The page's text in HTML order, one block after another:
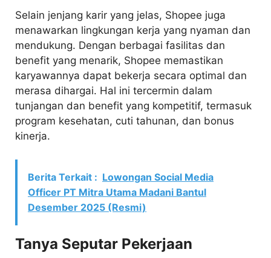
Selain jenjang karir yang jelas, Shopee juga
menawarkan lingkungan kerja yang nyaman dan
mendukung. Dengan berbagai fasilitas dan
benefit yang menarik, Shopee memastikan
karyawannya dapat bekerja secara optimal dan
merasa dihargai. Hal ini tercermin dalam
tunjangan dan benefit yang kompetitif, termasuk
program kesehatan, cuti tahunan, dan bonus
kinerja.
Berita Terkait : Lowongan Social Media
Officer PT Mitra Utama Madani Bantul
Desember 2025 (Resmi)
Tanya Seputar Pekerjaan